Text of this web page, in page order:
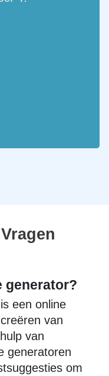
generator?
een online
van
van
generatoren
om